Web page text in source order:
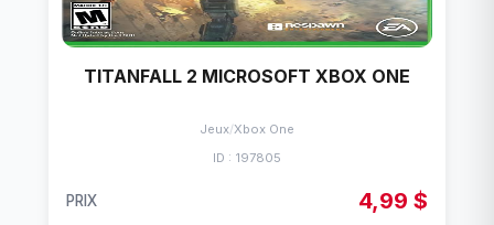
TITANFALL 2 MICROSOFT XBOX ONE
Jeux/Xbox One
ID : 197805
PRIX 4,99 $